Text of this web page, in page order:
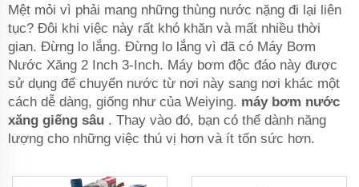
Mệt mỏi vì phải mang những thùng nước nặng đi lại liên
tục? Đôi khi việc này rất khó khăn và mất nhiều thời
gian. Đừng lo lắng. Đừng lo lắng vì đã có Máy Bơm
Nước Xăng 2 Inch 3-Inch. Máy bơm độc đáo này được
sử dụng để chuyển nước từ nơi này sang nơi khác một
cách dễ dàng, giống như của Weiying. máy bơm nước
xăng giếng sâu . Thay vào đó, bạn có thể dành năng
lượng cho những việc thú vị hơn và ít tốn sức hơn.